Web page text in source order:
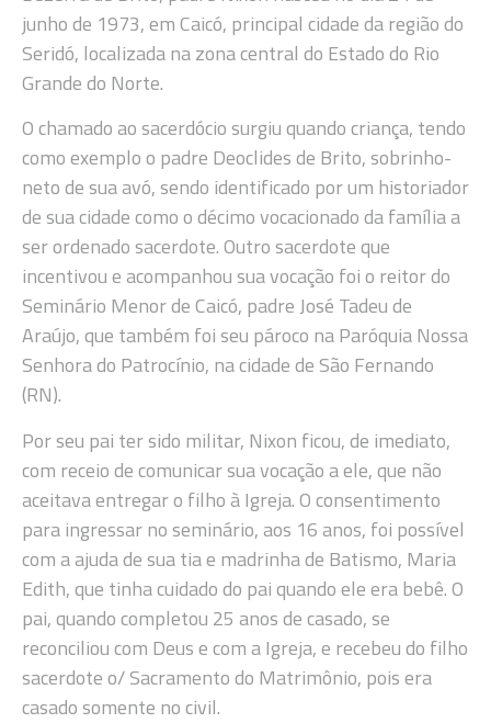
junho de 1973, em Caicó, principal cidade da região do
Seridó, localizada na zona central do Estado do Rio
Grande do Norte.
O chamado ao sacerdócio surgiu quando criança, tendo
como exemplo o padre Deoclides de Brito, sobrinho-
neto de sua avó, sendo identificado por um historiador
de sua cidade como o décimo vocacionado da família a
ser ordenado sacerdote. Outro sacerdote que
incentivou e acompanhou sua vocação foi o reitor do
Seminário Menor de Caicó, padre José Tadeu de
Araújo, que também foi seu pároco na Paróquia Nossa
Senhora do Patrocínio, na cidade de São Fernando
(RN).
Por seu pai ter sido militar, Nixon ficou, de imediato,
com receio de comunicar sua vocação a ele, que não
aceitava entregar o filho à Igreja. O consentimento
para ingressar no seminário, aos 16 anos, foi possível
com a ajuda de sua tia e madrinha de Batismo, Maria
Edith, que tinha cuidado do pai quando ele era bebê. O
pai, quando completou 25 anos de casado, se
reconciliou com Deus e com a Igreja, e recebeu do filho
sacerdote o/ Sacramento do Matrimônio, pois era
casado somente no civil.